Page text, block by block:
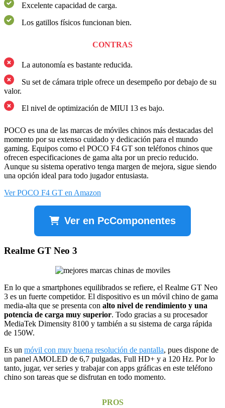
Excelente capacidad de carga.
Los gatillos físicos funcionan bien.
CONTRAS
La autonomía es bastante reducida.
Su set de cámara triple ofrece un desempeño por debajo de su
valor.
El nivel de optimización de MIUI 13 es bajo.
POCO es una de las marcas de móviles chinos más destacadas del
momento por su extenso cuidado y dedicación para el mundo
gaming. Equipos como el POCO F4 GT son teléfonos chinos que
ofrecen especificaciones de gama alta por un precio reducido.
Aunque su sistema operativo tenga margen de mejora, sigue siendo
una opción ideal para todo jugador entusiasta.
Ver POCO F4 GT en Amazon
Ver en PcComponentes
Realme GT Neo 3
En lo que a smartphones equilibrados se refiere, el Realme GT Neo
3 es un fuerte competidor. El dispositivo es un móvil chino de gama
media-alta que se presenta con alto nivel de rendimiento y una
potencia de carga muy superior. Todo gracias a su procesador
MediaTek Dimensity 8100 y también a su sistema de carga rápida
de 150W.
Es un móvil con muy buena resolución de pantalla, pues dispone de
un panel AMOLED de 6,7 pulgadas, Full HD+ y a 120 Hz. Por lo
tanto, jugar, ver series y trabajar con apps gráficas en este teléfono
chino son tareas que se disfrutan en todo momento.
PROS